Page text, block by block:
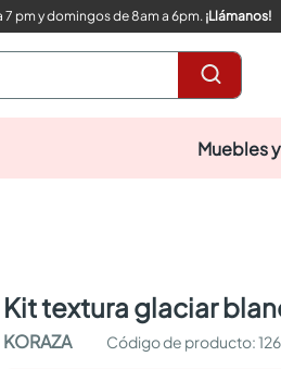
7 pm y domingos de 8am a 6pm.¡Llámanos!
Muebles
kit textura glaciar
KORAZA :